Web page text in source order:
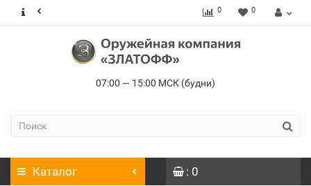
0 0
07:00 — 15:00 МСК (будни)
Каталог : 0